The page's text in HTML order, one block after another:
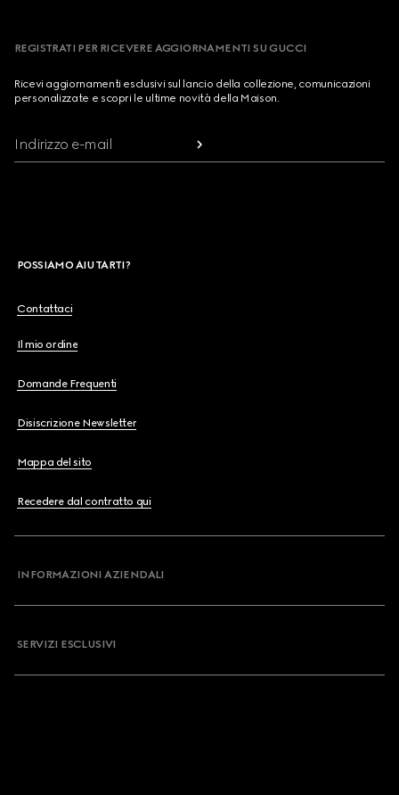
REGISTRATI PER RICEVERE AGGIORNAMENTI SU GUCCI
Ricevi aggiornamenti esclusivi sul lancio della collezione, comunicazioni
personalizzate e scopri le ultime novità della Maison.
Indirizzo e-mail
POSSIAMO AIUTARTI?
Contattaci
Il mio ordine
Domande Frequenti
Disiscrizione Newsletter
Mappa del sito
Recedere dal contratto qui
INFORMAZIONI AZIENDALI
SERVIZI ESCLUSIVI